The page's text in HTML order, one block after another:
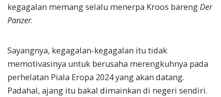
kegagalan memang selalu menerpa Kroos barengDer
Panzer.
Sayangnya, kegagalan-kegagalan itu tidak
memotivasinya untuk berusaha merengkuhnya pada
perhelatan Piala Eropa 2024 yang akan datang.
Padahal, ajang itu bakal dimainkan di negeri sendiri.